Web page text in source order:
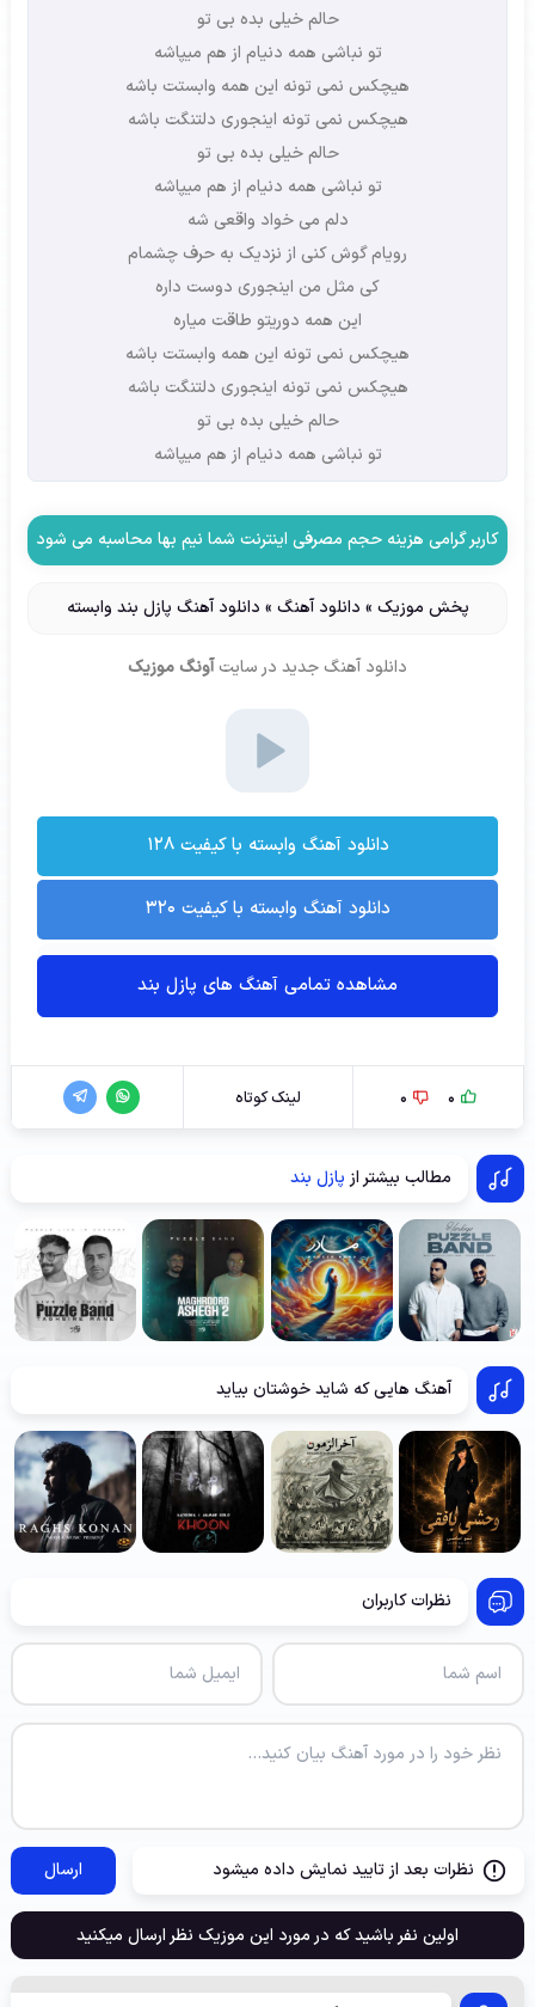
حالم خیلی بده بی تو
تو نباشی همه دنیام از هم میپاشه
هیچکس نمی تونه این همه وابستت باشه
هیچکس نمی تونه اینجوری دلتنگت باشه
حالم خیلی بده بی تو
تو نباشی همه دنیام از هم میپاشه
دلم می خواد واقعی شه
رویام گوش کنی از نزدیک به حرف چشمام
کی مثل من اینجوری دوست داره
این همه دوریتو طاقت میاره
هیچکس نمی تونه این همه وابستت باشه
هیچکس نمی تونه اینجوری دلتنگت باشه
حالم خیلی بده بی تو
تو نباشی همه دنیام از هم میپاشه
کاربر گرامی هزینه حجم مصرفی اینترنت شما نیم بها محاسبه می شود
پخش موزیک » دانلود آهنگ » دانلود آهنگ پازل بند وابسته
دانلود آهنگ جدید در سایت آونگ موزیک
دانلود آهنگ وابسته با کیفیت ۱۲۸
دانلود آهنگ وابسته با کیفیت ۳۲۰
مشاهده تمامی آهنگ های پازل بند
0
0 لینک کوتاه
مطالب بیشتر از پازل بند
آهنگ هایی که شاید خوشتان بیاید
نظرات کاربران
نظرات بعد از تایید نمایش داده میشود ارسال
اولین نفر باشید که در مورد این موزیک نظر ارسال میکنید